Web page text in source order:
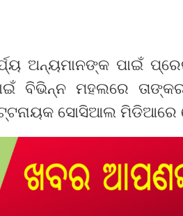
ଅନ୍ୟମାନଙ୍କ ପାଇଁ
ବିଭିନ୍ନ ମହଲରେ
ସୋସିଆଲ ମିଡିଆରେ